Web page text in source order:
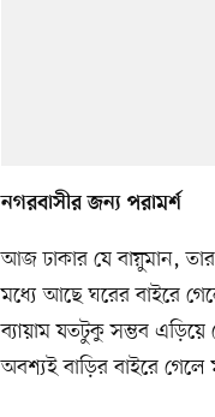
নগরবাসীর জন্য পরামর্শ
আজ ঢাকার যে বায়ুমান,
মধ্যে আছে ঘরের বাইরে
ব্যায়াম যতটুকু সম্ভব
অবশ্যই বাড়ির বাইরে গেলে